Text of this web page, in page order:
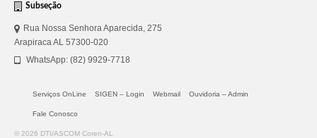
Resoluções
Desagravo Público
Censura Pública
Subseção
Rua Nossa Senhora Aparecida, 275
Arapiraca AL 57300-020
WhatsApp: (82) 9929-7718
Serviços OnLine SIGEN – Login Webmail Ouvidoria – Admin
Fale Conosco
© 2026 DTI/ASCOM Coren-AL